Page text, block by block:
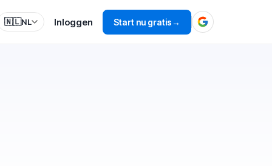
🇳🇱NL Inloggen Start nu gratis→